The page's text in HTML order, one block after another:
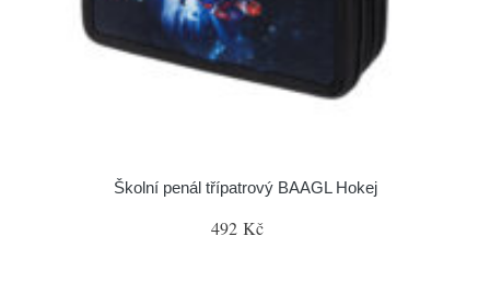
Školní penál třípatrový BAAGL Hokej
492 Kč